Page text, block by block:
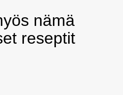
nämä
reseptit